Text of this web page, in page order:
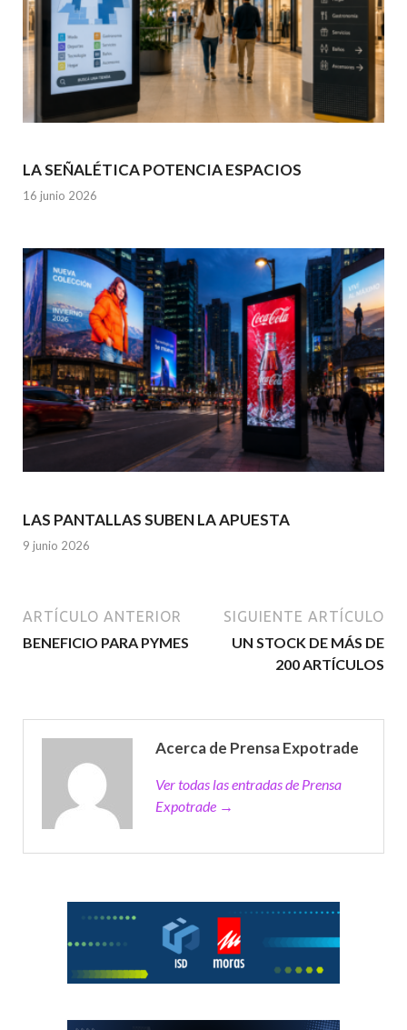
LA SEÑALÉTICA POTENCIA ESPACIOS
16 junio 2026
LAS PANTALLAS SUBEN LA APUESTA
9 junio 2026
ARTÍCULO ANTERIOR
BENEFICIO PARA PYMES
SIGUIENTE ARTÍCULO
UN STOCK DE MÁS DE
200 ARTÍCULOS
Acerca de Prensa Expotrade
Ver todas las entradas de Prensa
Expotrade →